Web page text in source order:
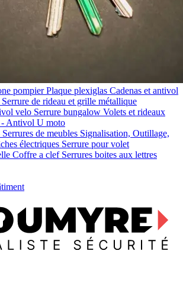
pompierPlaque plexiglas Cadenas et antivol
Serrure de rideau et grille métallique
velo Serrure bungalow Volets et rideaux
- Antivol U moto
de meubles Signalisation, Outillage,
électriques Serrure pour volet
Coffre a clef Serrures boites aux lettres